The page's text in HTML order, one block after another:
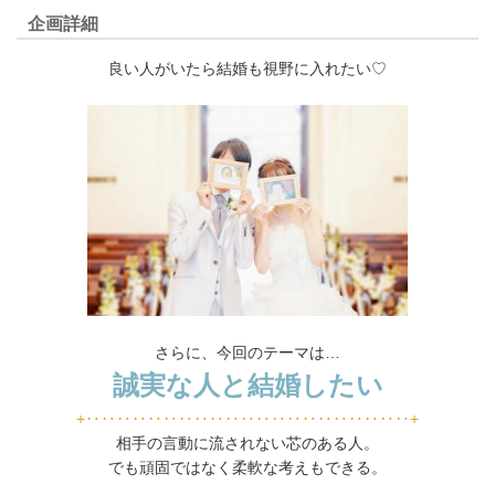
企画詳細
良い人がいたら結婚も視野に入れたい♡
さらに、今回のテーマは…
誠実な人と結婚したい
+‥‥‥‥‥‥‥‥‥‥‥‥‥‥‥‥‥‥‥‥‥+
相手の言動に流されない芯のある人。
でも頑固ではなく柔軟な考えもできる。